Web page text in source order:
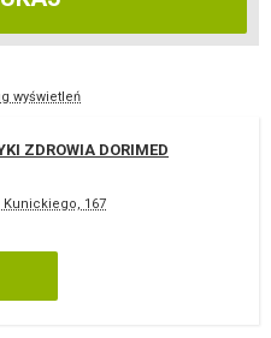
wyświetleń
ZDROWIA DORIMED
Kunickiego, 167